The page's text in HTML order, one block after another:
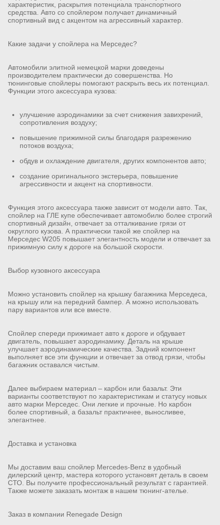
характеристик, раскрытия потенциала транспортного
средства. Авто со спойлером получает динамичный
спортивный вид с акцентом на агрессивный характер.
Какие задачи у спойлера на Мерседес?
Автомобили элитной немецкой марки доведены
производителем практически до совершенства. Но
тюнинговые спойлеры помогают раскрыть весь их потенциал.
Функции этого аксессуара кузова:
улучшение аэродинамики за счет снижения завихрений,
сопротивления воздуху;
повышение прижимной силы благодаря разрежению
потоков воздуха;
обдув и охлаждение двигателя, других компонентов авто;
создание оригинального экстерьера, повышение
агрессивности и акцент на спортивности.
Функция этого аксессуара также зависит от модели авто. Так,
спойлер на ГЛЕ купе обеспечивает автомобилю более строгий
спортивный дизайн, отвечает за отталкивание грязи от
округлого кузова. А практически такой же спойлер на
Мерседес W205 повышает элегантность модели и отвечает за
прижимную силу к дороге на большой скорости.
Выбор кузовного аксессуара
Можно установить спойлер на крышку багажника Мерседеса,
на крышу или на передний бампер. А можно использовать
пару вариантов или все вместе.
Спойлер спереди прижимает авто к дороге и обдувает
двигатель, повышает аэродинамику. Деталь на крыше
улучшает аэродинамические качества. Задний компонент
выполняет все эти функции и отвечает за отвод грязи, чтобы
багажник оставался чистым.
Далее выбираем материал – карбон или базальт. Эти
варианты соответствуют по характеристикам и статусу новых
авто марки Мерседес. Они легкие и прочные. Но карбон
более спортивный, а базальт практичнее, выносливее,
элегантнее.
Доставка и установка
Мы доставим ваш спойлер Mercedes-Benz в удобный
дилерский центр, мастера которого установят деталь в своем
СТО. Вы получите профессиональный результат с гарантией.
Также можете заказать монтаж в нашем тюнинг-ателье.
Заказ в компании Renegade Design